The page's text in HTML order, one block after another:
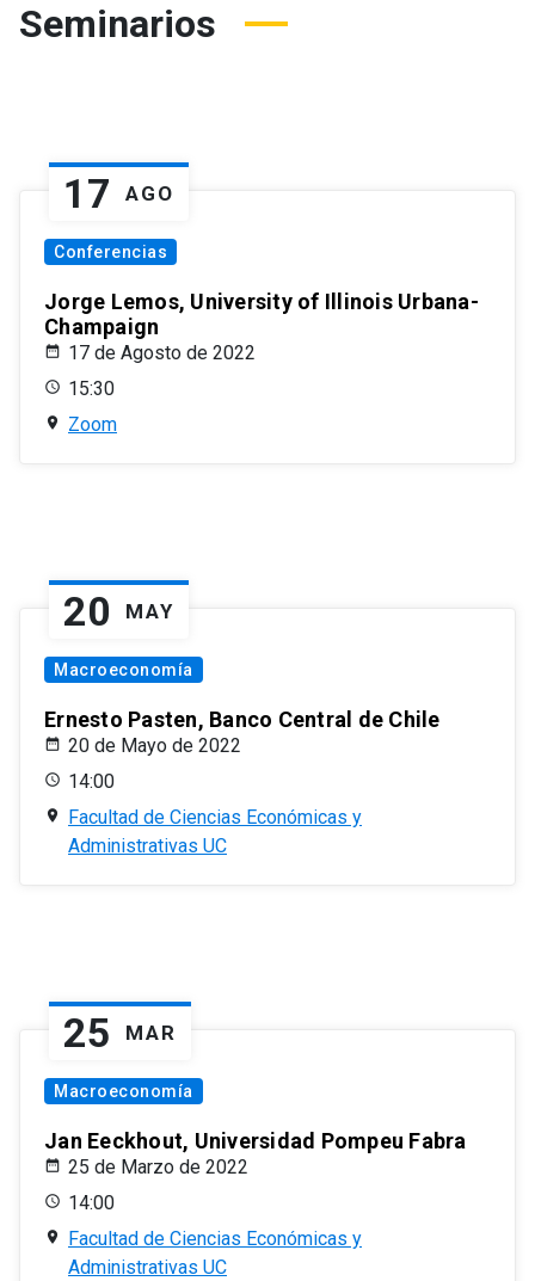
Seminarios
17 AGO
Conferencias
Jorge Lemos, University of Illinois Urbana-
Champaign
17 de Agosto de 2022
15:30
Zoom
20 MAY
Macroeconomía
Ernesto Pasten, Banco Central de Chile
20 de Mayo de 2022
14:00
Facultad de Ciencias Económicas y
Administrativas UC
25 MAR
Macroeconomía
Jan Eeckhout, Universidad Pompeu Fabra
25 de Marzo de 2022
14:00
Facultad de Ciencias Económicas y
Administrativas UC